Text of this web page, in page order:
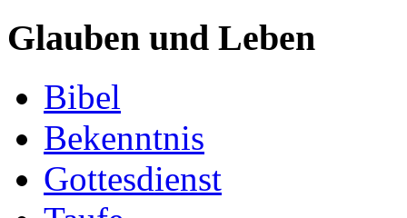
Glauben und Leben
Bibel
Bekenntnis
Gottesdienst